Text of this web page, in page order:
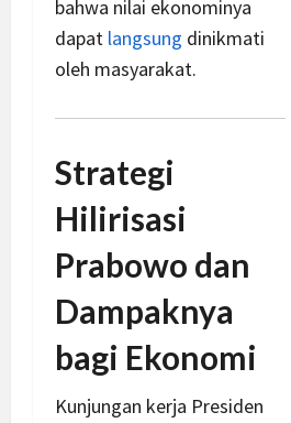
bahwa nilai ekonominya
dapat langsung dinikmati
oleh masyarakat.
Strategi
Hilirisasi
Prabowo dan
Dampaknya
bagi Ekonomi
Kunjungan kerja Presiden